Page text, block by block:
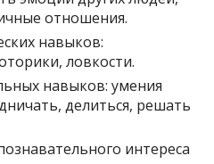
отношения.
навыков:
ловкости.
навыков: умения
делиться, решать
интереса